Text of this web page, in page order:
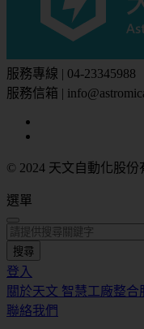
服務專線 | 04-23345988
服務信箱 |
© 2024 天文自動化股份
選單
搜尋
登入
關於天文 智慧工廠整合
聯絡我們